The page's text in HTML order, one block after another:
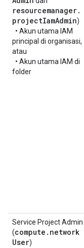
resourcemanager.
projectIamAdmin)
• Akun utama IAM
principal di organisasi,
atau
• Akun utama IAM di
folder
Service Project Admin
(compute . network
User)